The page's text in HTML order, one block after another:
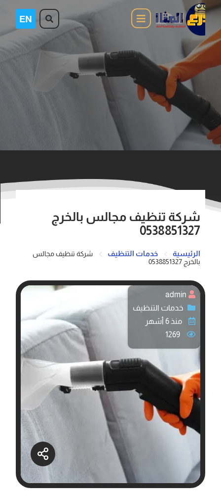
شركة تنظيف مجالس بالخرج
0538851327
الرئيسية خدمات التنظيف
شركة تنظيف مجالس
بالخرج 0538851327
admin
خدمات التنظيف
منذ 6 أشهر
1269